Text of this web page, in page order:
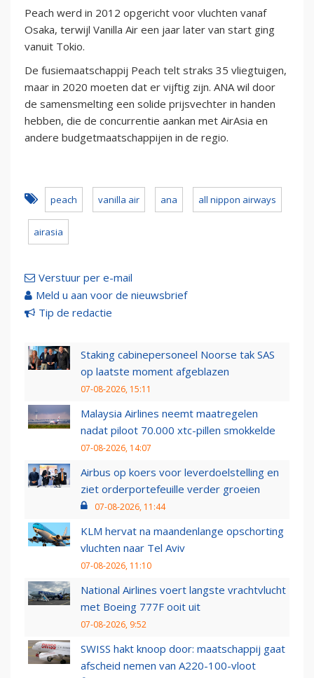
Peach werd in 2012 opgericht voor vluchten vanaf
Osaka, terwijl Vanilla Air een jaar later van start ging
vanuit Tokio.
De fusiemaatschappij Peach telt straks 35 vliegtuigen,
maar in 2020 moeten dat er vijftig zijn. ANA wil door
de samensmelting een solide prijsvechter in handen
hebben, die de concurrentie aankan met AirAsia en
andere budgetmaatschappijen in de regio.
peach vanilla air ana all nippon airways
airasia
Verstuur per e-mail
Meld u aan voor de nieuwsbrief
Tip de redactie
Staking cabinepersoneel Noorse tak SAS
op laatste moment afgeblazen
07-08-2026, 15:11
Malaysia Airlines neemt maatregelen
nadat piloot 70.000 xtc-pillen smokkelde
07-08-2026, 14:07
Airbus op koers voor leverdoelstelling en
ziet orderportefeuille verder groeien
07-08-2026, 11:44
KLM hervat na maandenlange opschorting
vluchten naar Tel Aviv
07-08-2026, 11:10
National Airlines voert langste vrachtvlucht
met Boeing 777F ooit uit
07-08-2026, 9:52
SWISS hakt knoop door: maatschappij gaat
afscheid nemen van A220-100-vloot